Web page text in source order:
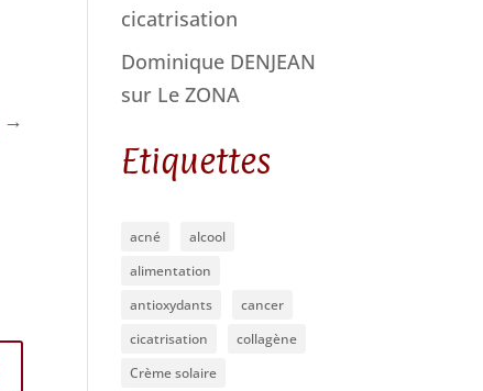
→
cicatrisation
Dominique DENJEAN
sur Le ZONA
Etiquettes
acné
alcool
alimentation
antioxydants
cancer
cicatrisation
collagène
Crème solaire